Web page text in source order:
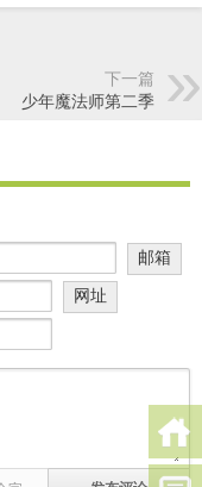
下一篇
少年魔法师第二季
邮箱
网址